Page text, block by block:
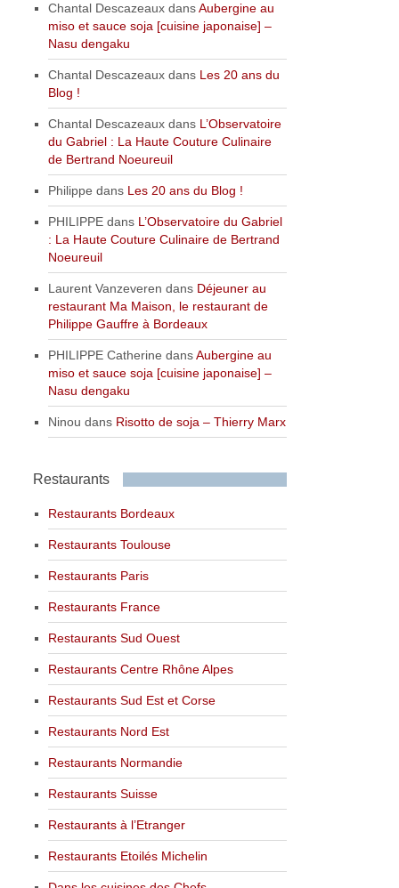
Chantal Descazeaux dansAubergine au
miso et sauce soja [cuisine japonaise] –
Nasu dengaku
Chantal Descazeaux dans Les 20 ans du
Blog !
Chantal Descazeaux dans L’Observatoire
du Gabriel : La Haute Couture Culinaire
de Bertrand Noeureuil
Philippe dans Les 20 ans du Blog !
PHILIPPE dans L’Observatoire du Gabriel
: La Haute Couture Culinaire de Bertrand
Noeureuil
Laurent Vanzeveren dans Déjeuner au
restaurant Ma Maison, le restaurant de
Philippe Gauffre à Bordeaux
PHILIPPE Catherine dansAubergine au
miso et sauce soja [cuisine japonaise] –
Nasu dengaku
Ninou dans Risotto de soja – Thierry Marx
Restaurants
Restaurants Bordeaux
Restaurants Toulouse
Restaurants Paris
Restaurants France
Restaurants Sud Ouest
Restaurants Centre Rhône Alpes
Restaurants Sud Est et Corse
Restaurants Nord Est
Restaurants Normandie
Restaurants Suisse
Restaurants à l’Etranger
Restaurants Etoilés Michelin